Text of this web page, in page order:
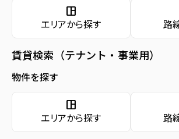
space_dashboard
エリアから探す 路
賃貸検索（テナント・事業用）
物件を探す
space_dashboard
エリアから探す 路
現在募集中の物件arrow_forward
共用部 arrow_forward
地図・周辺環境
種別／構造 貸店舗・事務所／RC(鉄筋
アクセス
仙台市営 バス停『宮千代
分